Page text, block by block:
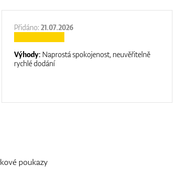
Přidáno:21.07.2026
Výhody: Naprostá spokojenost, neuvěřitelně
rychlé dodání
poukazy